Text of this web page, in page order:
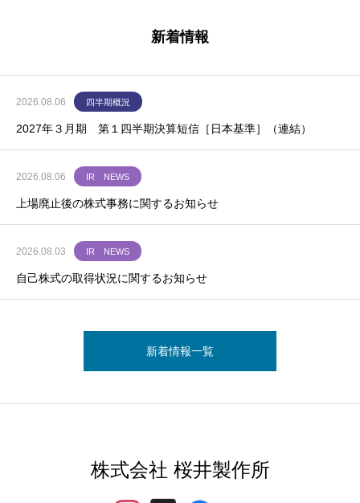
新着情報
2026.08.06 四半期概況
2027年３月期 第１四半期決算短信［日本基準］（連結）
2026.08.06 IR NEWS
上場廃止後の株式事務に関するお知らせ
2026.08.03 IR NEWS
自己株式の取得状況に関するお知らせ
新着情報一覧
株式会社 桜井製作所